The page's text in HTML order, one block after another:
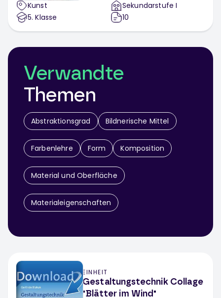
Kunst
5. Klasse
Sekundarstufe I
10
Verwandte
Themen
Abstraktionsgrad Bildnerische Mittel
Farbenlehre Form Komposition
Material und Oberfläche
Materialeigenschaften
EINHEIT
Gestaltungstechnik Collage
"Blätter im Wind"